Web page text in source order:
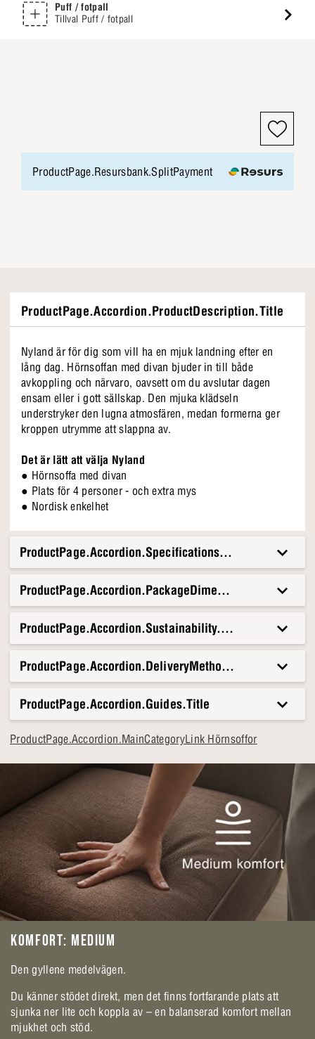
Puff / fotpall
Tillval Puff / fotpall
ProductPage.Resursbank.SplitPayment
ProductPage.Accordion.ProductDescription.Title
Nyland är för dig som vill ha en mjuk landning efter en
lång dag. Hörnsoffan med divan bjuder in till både
avkoppling och närvaro, oavsett om du avslutar dagen
ensam eller i gott sällskap. Den mjuka klädseln
understryker den lugna atmosfären, medan formerna ger
kroppen utrymme att slappna av.
Det är lätt att välja Nyland
● Hörnsoffa med divan
● Plats för 4 personer - och extra mys
● Nordisk enkelhet
ProductPage.Accordion.Specifications.Title
ProductPage.Accordion.Sustainability.Title
ProductPage.Accordion.DeliveryMethods.Title
ProductPage.Accordion.Guides.Title
ProductPage.Accordion.MainCategoryLink Hörnsoffor
KOMFORT: MEDIUM
Den gyllene medelvägen.
Du känner stödet direkt, men det finns fortfarande plats att
sjunka ner lite och koppla av – en balanserad komfort mellan
mjukhet och stöd.